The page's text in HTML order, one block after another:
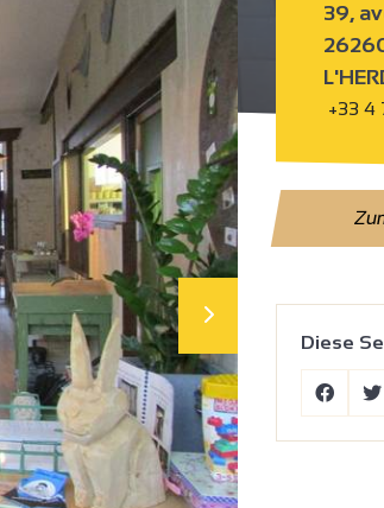
39,
+33 4
Diese